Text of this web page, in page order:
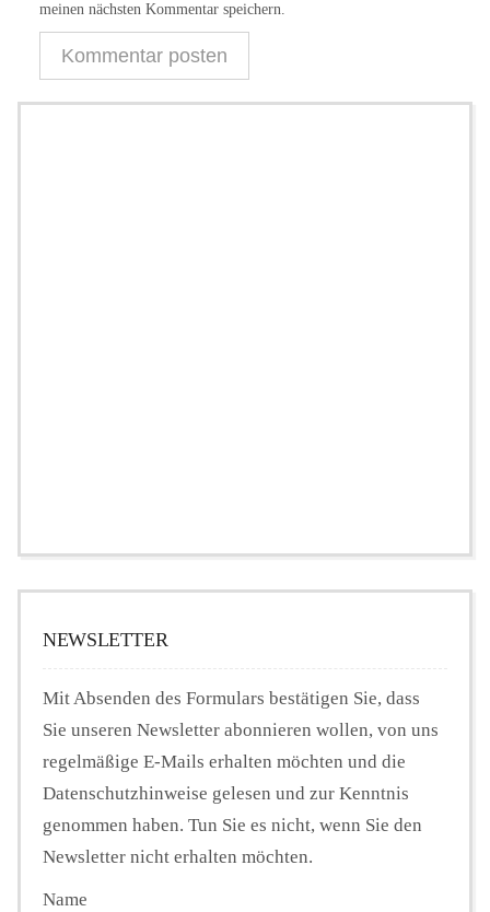
meinen nächsten Kommentar speichern.
NEWSLETTER
Mit Absenden des Formulars bestätigen Sie, dass
Sie unseren Newsletter abonnieren wollen, von uns
regelmäßige E-Mails erhalten möchten und die
Datenschutzhinweise gelesen und zur Kenntnis
genommen haben. Tun Sie es nicht, wenn Sie den
Newsletter nicht erhalten möchten.
Name